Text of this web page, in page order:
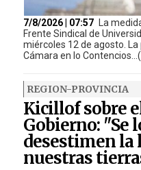
7/8/2026 | 07:57
La
Frente Sindical de
miércoles 12 de agosto.
Cámara en lo
REGION-PROVINCIA
Kicillof sobre
Gobierno: "Se
desestimen la
nuestras